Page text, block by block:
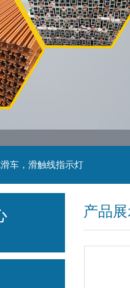
车，滑触线指示灯
产品